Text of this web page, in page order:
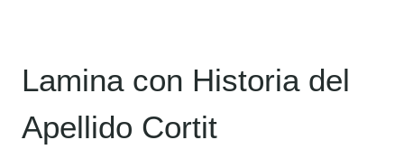
Lamina con Historia del
Apellido Cortit